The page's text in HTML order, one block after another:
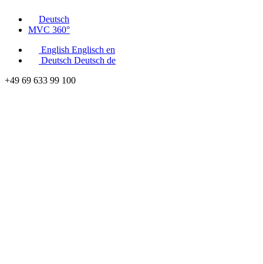
Deutsch
MVC 360°
English Englisch en
Deutsch Deutsch de
+49 69 633 99 100